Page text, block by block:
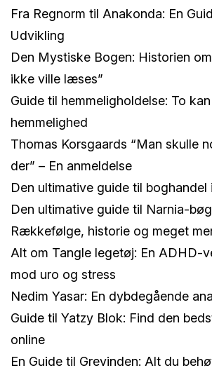
Fra Regnorm til Anakonda: En
Udvikling
Den Mystiske Bogen: Historien
ikke ville læses”
Guide til hemmeligholdelse: To
hemmelighed
Thomas Korsgaards “Man skulle
der” – En anmeldelse
Den ultimative guide til boghandel
Den ultimative guide til Narnia-
Rækkefølge, historie og meget
Alt om Tangle legetøj: En ADHD-
mod uro og stress
Nedim Yasar: En dybdegående
Guide til Yatzy Blok: Find den
online
En Guide til Grevinden: Alt du